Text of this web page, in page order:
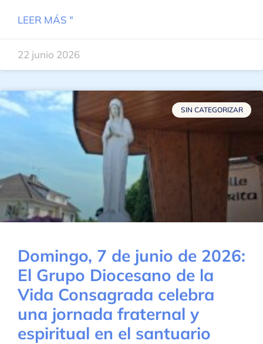
LEER MÁS "
22 junio 2026
SIN CATEGORIZAR
Domingo, 7 de junio de 2026:
El Grupo Diocesano de la
Vida Consagrada celebra
una jornada fraternal y
espiritual en el santuario